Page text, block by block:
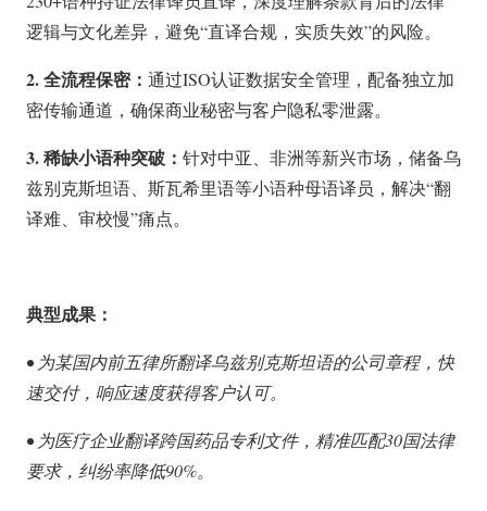
逻辑与文化差异，避免“直译合规，实质失效”的风险。
2. 全流程保密： 通过ISO认证数据安全管理，配备独立加
密传输通道，确保商业秘密与客户隐私零泄露。
3. 稀缺小语种突破： 针对中亚、非洲等新兴市场，储备乌
兹别克斯坦语、斯瓦希里语等小语种母语译员，解决“翻
译难、审校慢”痛点。
典型成果：
• 为某国内前五律所翻译乌兹别克斯坦语的公司章程，快
速交付，响应速度获得客户认可。
• 为医疗企业翻译跨国药品专利文件，精准匹配30国法律
要求，纠纷率降低90%。